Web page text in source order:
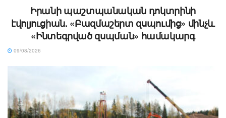
Իրանի պաշտպանական դոկտրինի
էվոլյուցիան. «Բազմաշերտ զսպումից» մինչև
«Ինտեգրված զսպման» համակարգ
09/08/2026